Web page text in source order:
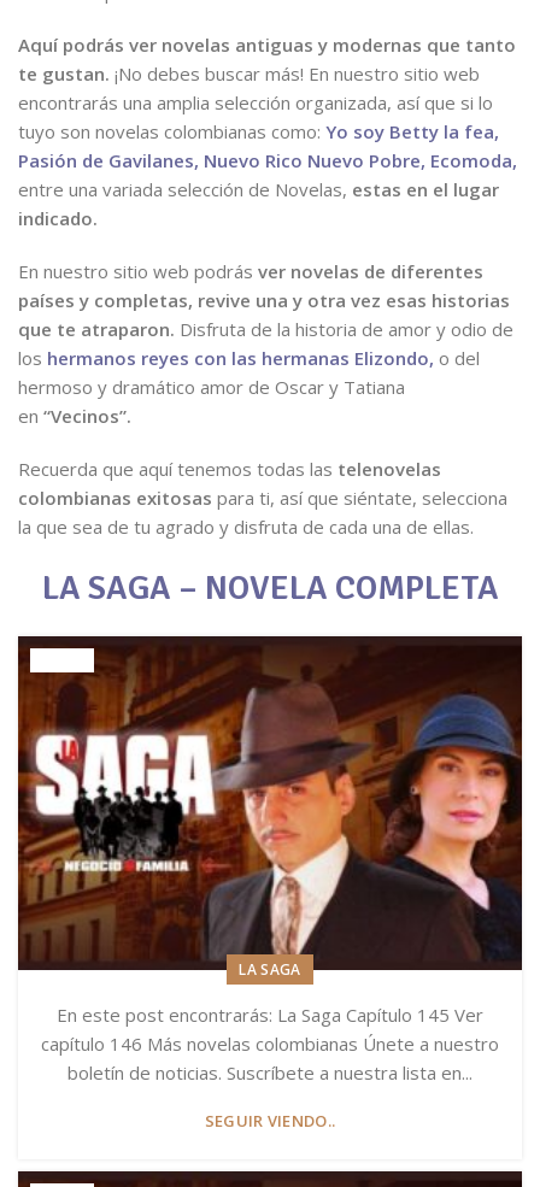
Aquí podrás ver novelas antiguas y modernas que tanto
te gustan. ¡No debes buscar más! En nuestro sitio web
encontrarás una amplia selección organizada, así que si lo
tuyo son novelas colombianas como: Yo soy Betty la fea,
Pasión de Gavilanes, Nuevo Rico Nuevo Pobre, Ecomoda,
entre una variada selección de Novelas, estas en el lugar
indicado.
En nuestro sitio web podrás ver novelas de diferentes
países y completas, revive una y otra vez esas historias
que te atraparon. Disfruta de la historia de amor y odio de
los hermanos reyes con las hermanas Elizondo, o del
hermoso y dramático amor de Oscar y Tatiana
en “Vecinos”.
Recuerda que aquí tenemos todas las telenovelas
colombianas exitosas para ti, así que siéntate, selecciona
la que sea de tu agrado y disfruta de cada una de ellas.
LA SAGA – NOVELA COMPLETA
LA SAGA
En este post encontrarás: La Saga Capítulo 145 Ver
capítulo 146 Más novelas colombianas Únete a nuestro
boletín de noticias. Suscríbete a nuestra lista en...
SEGUIR VIENDO..